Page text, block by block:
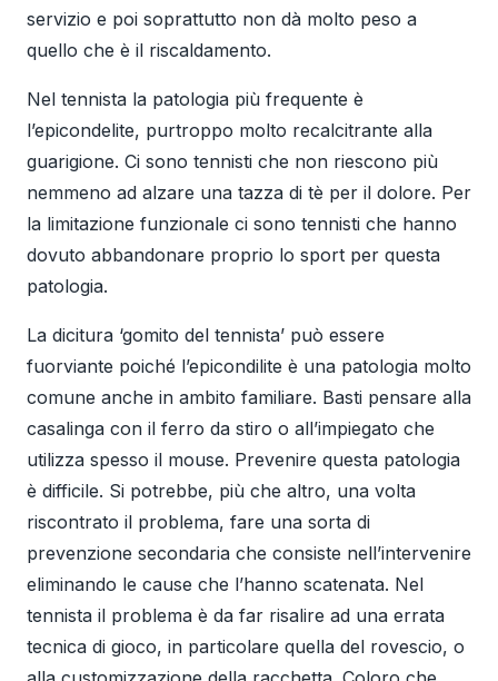
servizio e poi soprattutto non dà molto peso a
quello che è il riscaldamento.
Nel tennista la patologia più frequente è
l’epicondelite, purtroppo molto recalcitrante alla
guarigione. Ci sono tennisti che non riescono più
nemmeno ad alzare una tazza di tè per il dolore. Per
la limitazione funzionale ci sono tennisti che hanno
dovuto abbandonare proprio lo sport per questa
patologia.
La dicitura ‘gomito del tennista’ può essere
fuorviante poiché l’epicondilite è una patologia molto
comune anche in ambito familiare. Basti pensare alla
casalinga con il ferro da stiro o all’impiegato che
utilizza spesso il mouse. Prevenire questa patologia
è difficile. Si potrebbe, più che altro, una volta
riscontrato il problema, fare una sorta di
prevenzione secondaria che consiste nell’intervenire
eliminando le cause che l’hanno scatenata. Nel
tennista il problema è da far risalire ad una errata
tecnica di gioco, in particolare quella del rovescio, o